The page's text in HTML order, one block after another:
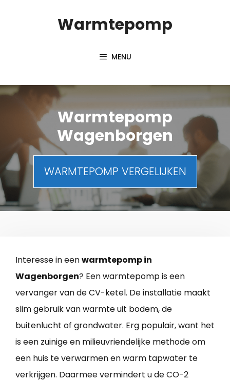
Warmtepomp
MENU
Warmtepomp
Wagenborgen
WARMTEPOMP VERGELIJKEN
Interesse in eenwarmtepomp in
Wagenborgen? Een warmtepomp is een
vervanger van de CV-ketel. De installatie maakt
slim gebruik van warmte uit bodem, de
buitenlucht of grondwater. Erg populair, want het
is een zuinige en milieuvriendelijke methode om
een huis te verwarmen en warm tapwater te
verkrijgen. Daarmee vermindert u de CO-2